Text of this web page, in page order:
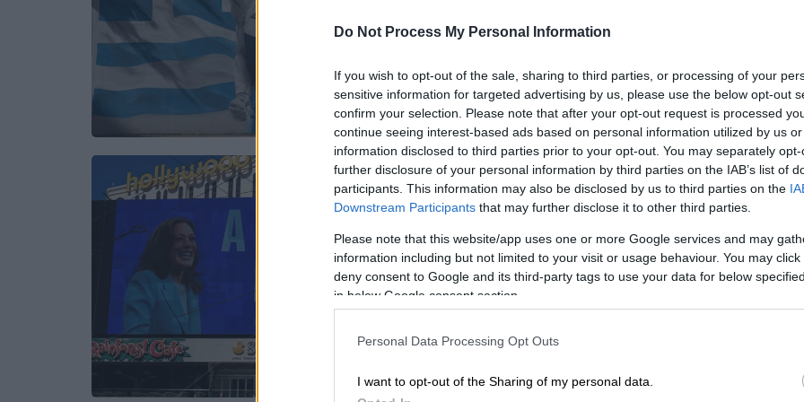
Do Not Process My Personal Information
If you wish to opt-out of the sale, sharing to third parties, or processing of your
sensitive information for targeted advertising by us, please use the below opt-out
confirm your selection. Please note that after your opt-out request is processed
continue seeing interest-based ads based on personal information utilized by us
information disclosed to third parties prior to your opt-out. You may separately
further disclosure of your personal information by third parties on the IAB’s list of
participants. This information may also be disclosed by us to third parties on the
Downstream Participants that may further disclose it to other third parties.
Please note that this website/app uses one or more Google services and may
information including but not limited to your visit or usage behaviour. You may
deny consent to Google and its third-party tags to use your data for below
in below Google consent section.
Personal Data Processing Opt Outs
I want to opt-out of the Sharing of my personal data.
καλλιτέχνη Μάριου Σιμόπουλου
Κόσμος|25.08.2024 03:01
ΗΠΑ: Η προεκλογική αφίσα της
Κάμαλα Χάρις δια χειρός Σέπαρντ
Φέιρι
Η αφίσα είναι εμπνευσμένη από το
σύνθημα της εκστρατείας της
γυρνάμε πίσω»